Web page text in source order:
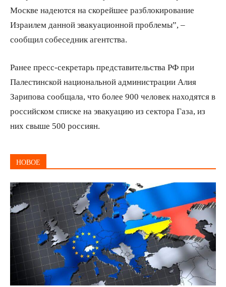
Москве надеются на скорейшее разблокирование
Израилем данной эвакуационной проблемы”, –
сообщил собеседник агентства.
Ранее пресс-секретарь представительства РФ при
Палестинской национальной администрации Алия
Зарипова сообщала, что более 900 человек находятся в
российском списке на эвакуацию из сектора Газа, из
них свыше 500 россиян.
НОВОЕ